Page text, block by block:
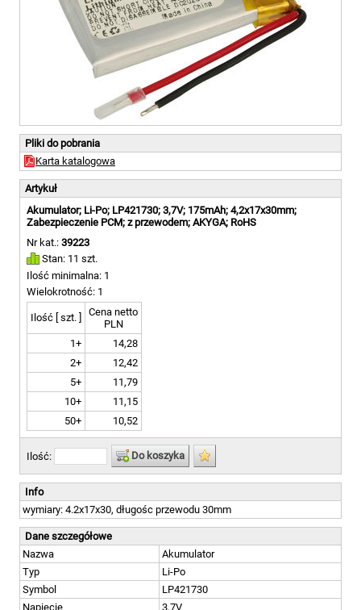
Pliki do pobrania
Karta katalogowa
Artykuł
Akumulator; Li-Po; LP421730; 3,7V; 175mAh; 4,2x17x30mm;
Zabezpieczenie PCM; z przewodem; AKYGA; RoHS
Nr kat.: 39223
Stan: 11 szt.
Ilość minimalna: 1
Wielokrotność: 1
Ilość [ szt. ]
Cena netto
PLN
1+
14,28
2+
12,42
5+
11,79
10+
11,15
50+
10,52
Ilość: Do koszyka
Info
wymiary: 4.2x17x30, długośc przewodu 30mm
Dane szczegółowe
Nazwa
Akumulator
Typ
Li-Po
Symbol
LP421730
Napięcie
3,7V